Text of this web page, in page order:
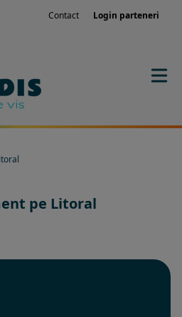
Contact Login parteneri
pe Litoral